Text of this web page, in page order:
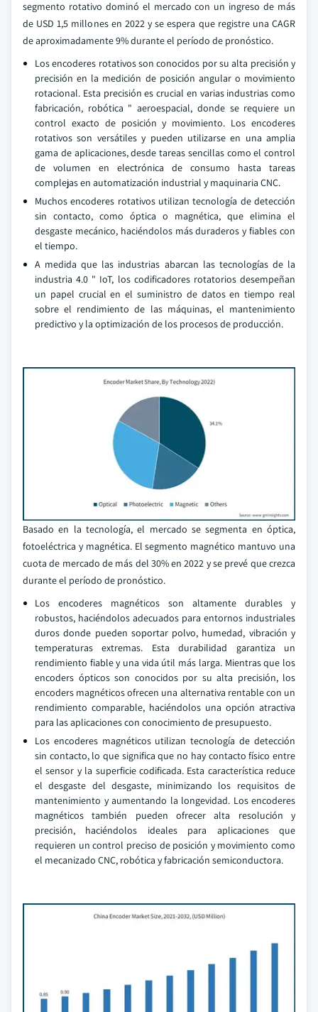
segmento rotativo dominó el mercado con un ingreso de más
de USD 1,5 millones en 2022 y se espera que registre una CAGR
de aproximadamente 9% durante el período de pronóstico.
Los encoderes rotativos son conocidos por su alta precisión y
precisión en la medición de posición angular o movimiento
rotacional. Esta precisión es crucial en varias industrias como
fabricación, robótica " aeroespacial, donde se requiere un
control exacto de posición y movimiento. Los encoderes
rotativos son versátiles y pueden utilizarse en una amplia
gama de aplicaciones, desde tareas sencillas como el control
de volumen en electrónica de consumo hasta tareas
complejas en automatización industrial y maquinaria CNC.
Muchos encoderes rotativos utilizan tecnología de detección
sin contacto, como óptica o magnética, que elimina el
desgaste mecánico, haciéndolos más duraderos y fiables con
el tiempo.
A medida que las industrias abarcan las tecnologías de la
industria 4.0 " IoT, los codificadores rotatorios desempeñan
un papel crucial en el suministro de datos en tiempo real
sobre el rendimiento de las máquinas, el mantenimiento
predictivo y la optimización de los procesos de producción.
Basado en la tecnología, el mercado se segmenta en óptica,
fotoeléctrica y magnética. El segmento magnético mantuvo una
cuota de mercado de más del 30% en 2022 y se prevé que crezca
durante el período de pronóstico.
Los encoderes magnéticos son altamente durables y
robustos, haciéndolos adecuados para entornos industriales
duros donde pueden soportar polvo, humedad, vibración y
temperaturas extremas. Esta durabilidad garantiza un
rendimiento fiable y una vida útil más larga. Mientras que los
encoders ópticos son conocidos por su alta precisión, los
encoders magnéticos ofrecen una alternativa rentable con un
rendimiento comparable, haciéndolos una opción atractiva
para las aplicaciones con conocimiento de presupuesto.
Los encoderes magnéticos utilizan tecnología de detección
sin contacto, lo que significa que no hay contacto físico entre
el sensor y la superficie codificada. Esta característica reduce
el desgaste del desgaste, minimizando los requisitos de
mantenimiento y aumentando la longevidad. Los encoderes
magnéticos también pueden ofrecer alta resolución y
precisión, haciéndolos ideales para aplicaciones que
requieren un control preciso de posición y movimiento como
el mecanizado CNC, robótica y fabricación semiconductora.